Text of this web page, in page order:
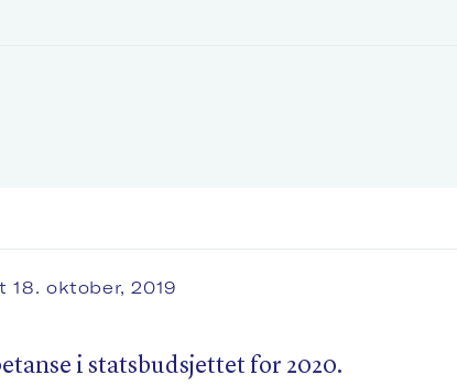
18. oktober, 2019
i statsbudsjettet for 2020.